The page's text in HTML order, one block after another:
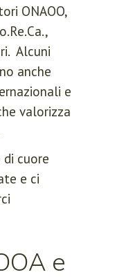
ONAOO,
Alcuni
anche
e
valorizza
di cuore
e ci
e